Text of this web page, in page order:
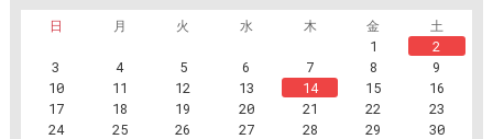
日
月 火 水 木 金
土
1
2
3
4 5 6 7 8
9
10
11 12 13 14 15
16
17
18 19 20 21 22
23
24
25 26 27 28 29
30